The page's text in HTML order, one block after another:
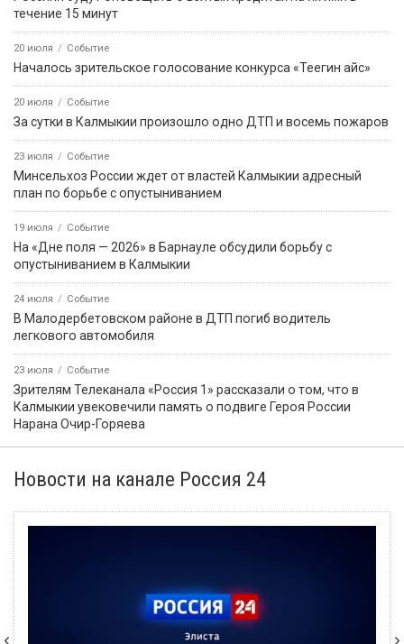
течение 15 минут
20 июля Событие
Началось зрительское голосование конкурса «Теегин айс»
20 июля Событие
За сутки в Калмыкии произошло одно ДТП и восемь пожаров
23 июля Событие
Минсельхоз России ждет от властей Калмыкии адресный
план по борьбе с опустыниванием
19 июля Событие
На «Дне поля — 2026» в Барнауле обсудили борьбу с
опустыниванием в Калмыкии
24 июля Событие
В Малодербетовском районе в ДТП погиб водитель
легкового автомобиля
23 июля Событие
Зрителям Телеканала «Россия 1» рассказали о том, что в
Калмыкии увековечили память о подвиге Героя России
Нарана Очир-Горяева
Новости на канале Россия 24